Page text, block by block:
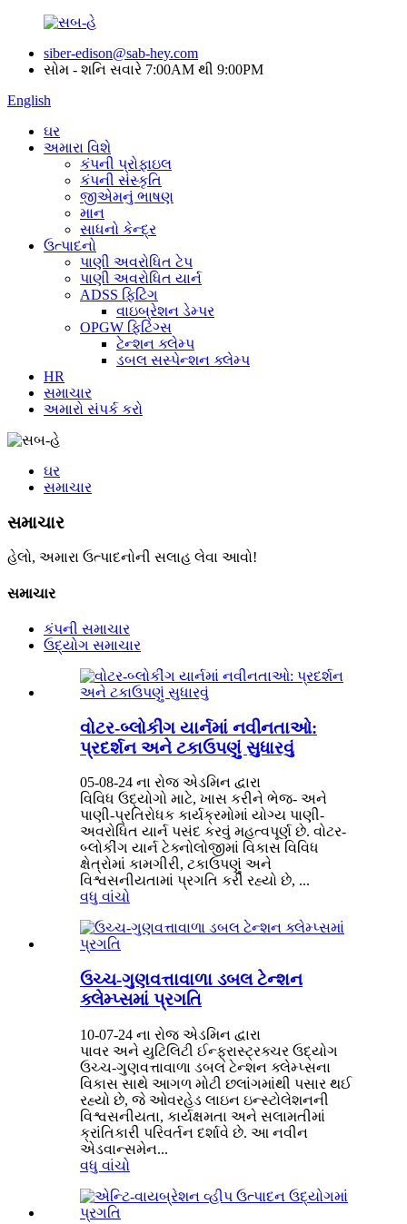
siber-edison@sab-hey.com
સોમ - શનિ સવારે 7:00AM થી 9:00PM
English
ઘર
અમારા વિશે
કંપની પ્રોફાઇલ
કંપની સંસ્કૃતિ
જીએમનું ભાષણ
માન
સાધનો કેન્દ્ર
ઉત્પાદનો
પાણી અવરોધિત ટેપ
પાણી અવરોધિત યાર્ન
ADSS ફિટિંગ
વાઇબ્રેશન ડેમ્પર
OPGW ફિટિંગ્સ
ટેન્શન ક્લેમ્પ
ડબલ સસ્પેન્શન ક્લેમ્પ
HR
સમાચાર
અમારો સંપર્ક કરો
ઘર
સમાચાર
સમાચાર
હેલો, અમારા ઉત્પાદનોની સલાહ લેવા આવો!
સમાચાર
કંપની સમાચાર
ઉદ્યોગ સમાચાર
વોટર-બ્લોકીંગ યાર્નમાં નવીનતાઓ:
પ્રદર્શન અને ટકાઉપણું સુધારવું
05-08-24 ના રોજ એડમિન દ્વારા
વિવિધ ઉદ્યોગો માટે, ખાસ કરીને ભેજ- અને
પાણી-પ્રતિરોધક કાર્યક્રમોમાં યોગ્ય પાણી-
અવરોધિત યાર્ન પસંદ કરવું મહત્વપૂર્ણ છે. વોટર-
બ્લોકીંગ યાર્ન ટેક્નોલોજીમાં વિકાસ વિવિધ
ક્ષેત્રોમાં કામગીરી, ટકાઉપણું અને
વિશ્વસનીયતામાં પ્રગતિ કરી રહ્યો છે, ...
વધુ વાંચો
ઉચ્ચ-ગુણવત્તાવાળા ડબલ ટેન્શન
ક્લેમ્પ્સમાં પ્રગતિ
10-07-24 ના રોજ એડમિન દ્વારા
પાવર અને યુટિલિટી ઈન્ફ્રાસ્ટ્રક્ચર ઉદ્યોગ
ઉચ્ચ-ગુણવત્તાવાળા ડબલ ટેન્શન ક્લેમ્પ્સના
વિકાસ સાથે આગળ મોટી છલાંગમાંથી પસાર થઈ
રહ્યો છે, જે ઓવરહેડ લાઇન ઇન્સ્ટોલેશનની
વિશ્વસનીયતા, કાર્યક્ષમતા અને સલામતીમાં
ક્રાંતિકારી પરિવર્તન દર્શાવે છે. આ નવીન
એડવાન્સમેન...
વધુ વાંચો